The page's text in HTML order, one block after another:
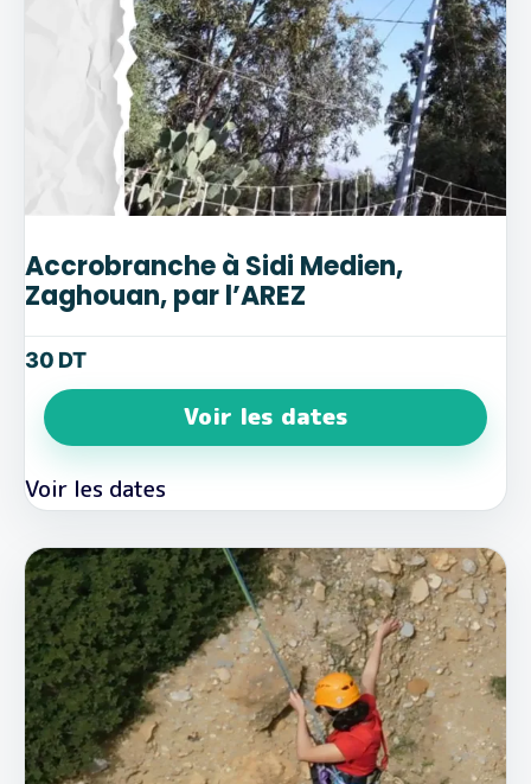
Accrobranche à Sidi Medien,
Zaghouan, par l’AREZ
30 DT
Voir les dates